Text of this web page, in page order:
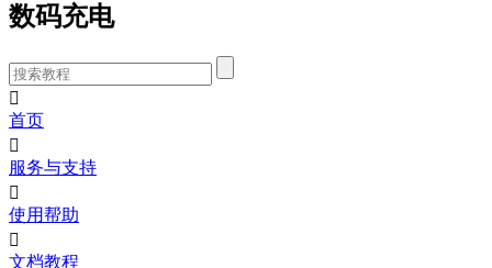
数码充电

首页

服务与支持

使用帮助

文档教程